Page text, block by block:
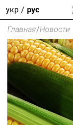
укр рус
Главная/Новости